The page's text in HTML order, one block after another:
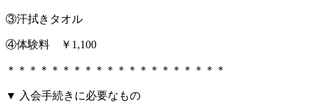
③汗拭きタオル
④体験料 ￥1,100
＊＊＊＊＊＊＊＊＊＊＊＊＊＊＊＊＊＊＊＊
▼ 入会手続きに必要なもの